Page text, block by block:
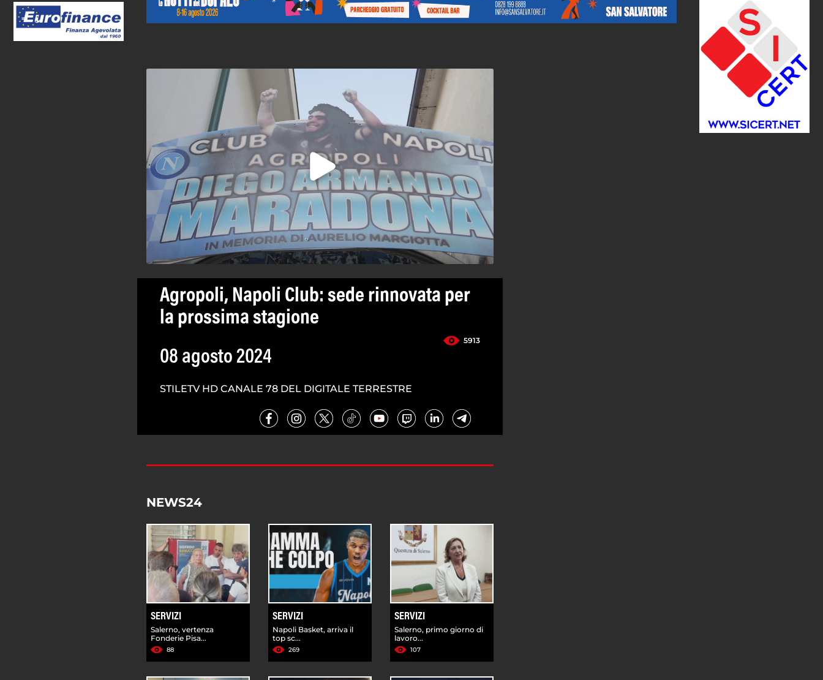
Agropoli, Napoli Club: sede rinnovata per
la prossima stagione
5913
08 agosto 2024
STILETV HD CANALE 78 DEL DIGITALE TERRESTRE
NEWS24
SERVIZI
Salerno, vertenza
Fonderie Pisa...
88
SERVIZI
Napoli Basket, arriva il
top sc...
269
SERVIZI
Salerno, primo giorno di
lavoro...
107